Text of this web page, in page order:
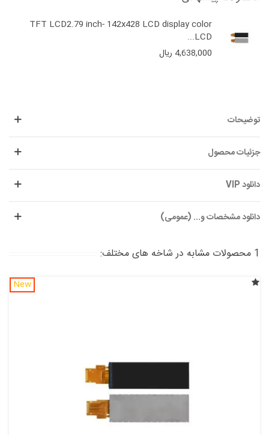
TFT LCD2.79 inch- 142x428 LCD display color
LCD...
4,638,000 ریال
توضیحات
جزئیات محصول
دانلود VIP
دانلود مشخصات و... (عمومی)
1 محصولات مشابه در شاخه های مختلف:
New